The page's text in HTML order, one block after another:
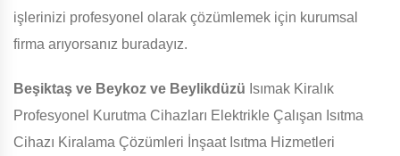
işlerinizi profesyonel olarak çözümlemek için kurumsal
firma arıyorsanız buradayız.
Beşiktaş ve Beykoz ve Beylikdüzü Isımak Kiralık
Profesyonel Kurutma Cihazları Elektrikle Çalışan Isıtma
Cihazı Kiralama Çözümleri İnşaat Isıtma Hizmetleri